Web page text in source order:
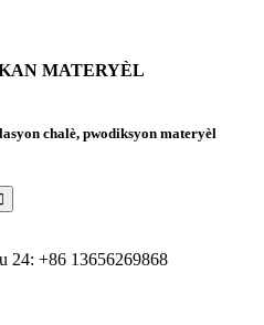
MATERYÈL
chalè, pwodiksyon materyèl
24: +86 13656269868